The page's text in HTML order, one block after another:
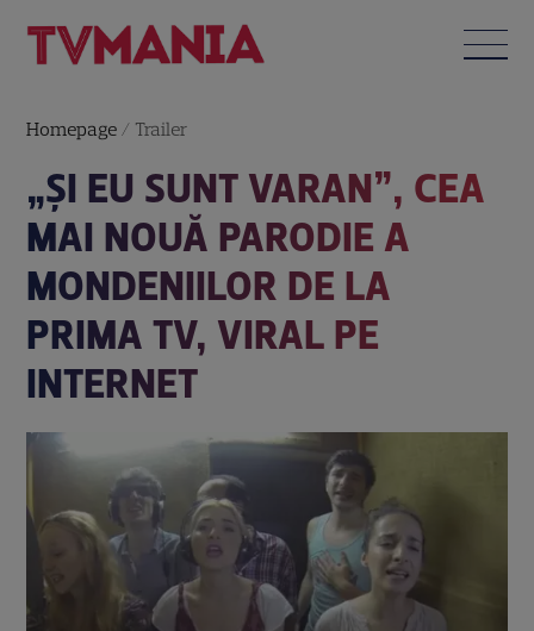
Homepage / Trailer
„ŞI EU SUNT VARAN”, CEA
MAI NOUĂ PARODIE A
MONDENIILOR DE LA
PRIMA TV, VIRAL PE
INTERNET